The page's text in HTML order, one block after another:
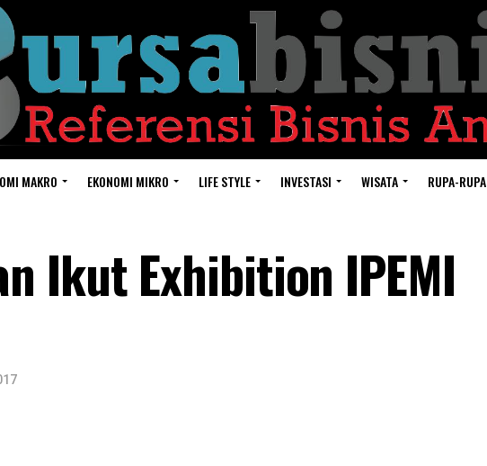
MAKRO EKONOMI MIKRO LIFE STYLE INVESTASI WISATA RUPA-RUPA
Ikut Exhibition IPEMI